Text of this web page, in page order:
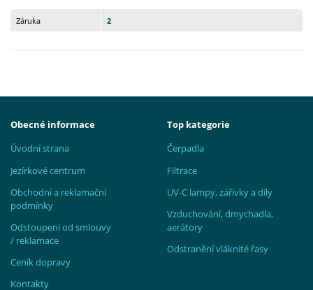
Záruka 2
Obecné informace
Úvodní strana
Jezírkové centrum
Obchodní a reklamační
podmínky
Odstoupení od smlouvy
/ reklamace
Ceník dopravy
Kontakty
Top kategorie
Čerpadla
Filtrace
UV-C lampy, zářivky a díly
Vzduchování, dmychadla,
aerátory
Odstranění vláknité řasy